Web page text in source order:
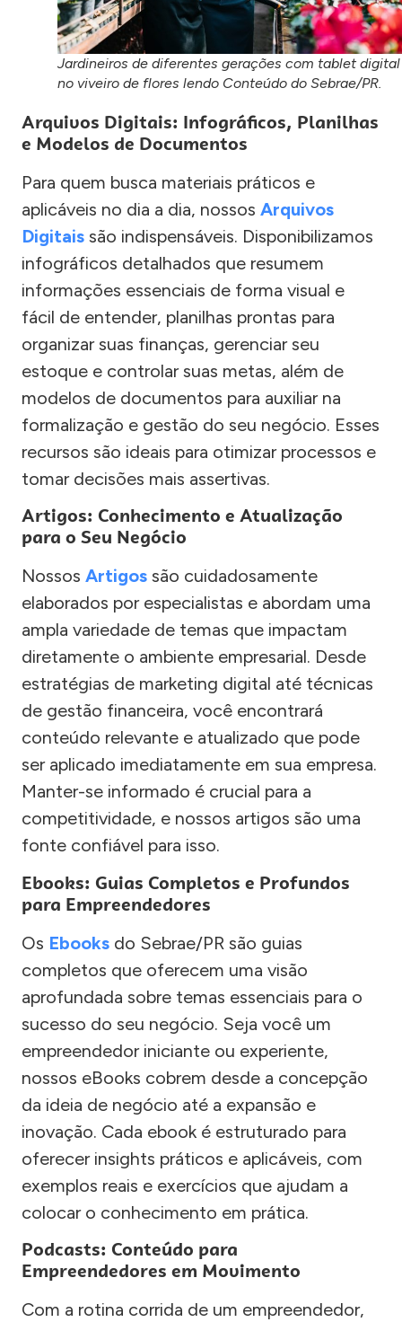
Jardineiros de diferentes gerações com tablet digital
no viveiro de flores lendo Conteúdo do Sebrae/PR.
Arquivos Digitais: Infográficos, Planilhas
e Modelos de Documentos
Para quem busca materiais práticos e
aplicáveis no dia a dia, nossos Arquivos
Digitais são indispensáveis. Disponibilizamos
infográficos detalhados que resumem
informações essenciais de forma visual e
fácil de entender, planilhas prontas para
organizar suas finanças, gerenciar seu
estoque e controlar suas metas, além de
modelos de documentos para auxiliar na
formalização e gestão do seu negócio. Esses
recursos são ideais para otimizar processos e
tomar decisões mais assertivas.
Artigos: Conhecimento e Atualização
para o Seu Negócio
Nossos Artigos são cuidadosamente
elaborados por especialistas e abordam uma
ampla variedade de temas que impactam
diretamente o ambiente empresarial. Desde
estratégias de marketing digital até técnicas
de gestão financeira, você encontrará
conteúdo relevante e atualizado que pode
ser aplicado imediatamente em sua empresa.
Manter-se informado é crucial para a
competitividade, e nossos artigos são uma
fonte confiável para isso.
Ebooks: Guias Completos e Profundos
para Empreendedores
Os Ebooks do Sebrae/PR são guias
completos que oferecem uma visão
aprofundada sobre temas essenciais para o
sucesso do seu negócio. Seja você um
empreendedor iniciante ou experiente,
nossos eBooks cobrem desde a concepção
da ideia de negócio até a expansão e
inovação. Cada ebook é estruturado para
oferecer insights práticos e aplicáveis, com
exemplos reais e exercícios que ajudam a
colocar o conhecimento em prática.
Podcasts: Conteúdo para
Empreendedores em Movimento
Com a rotina corrida de um empreendedor,